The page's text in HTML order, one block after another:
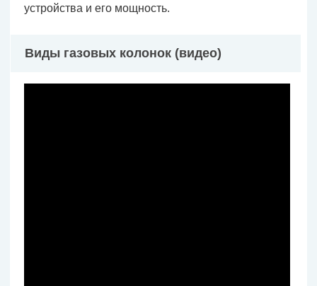
устройства и его мощность.
Виды газовых колонок (видео)